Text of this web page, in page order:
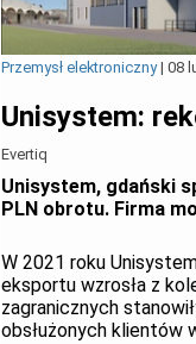
Przemysł elektroniczny| 08
Unisystem:
Evertiq
Unisystem, gdański
PLN obrotu. Firma
W 2021 roku
eksportu wzrosła z
zagranicznych
obsłużonych klientów